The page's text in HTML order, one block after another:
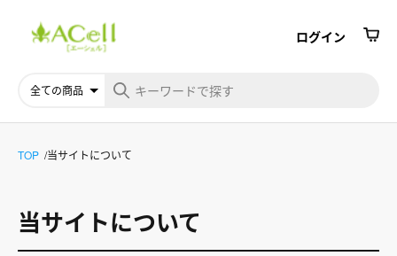
ログイン
TOP 当サイトについて
当サイトについて